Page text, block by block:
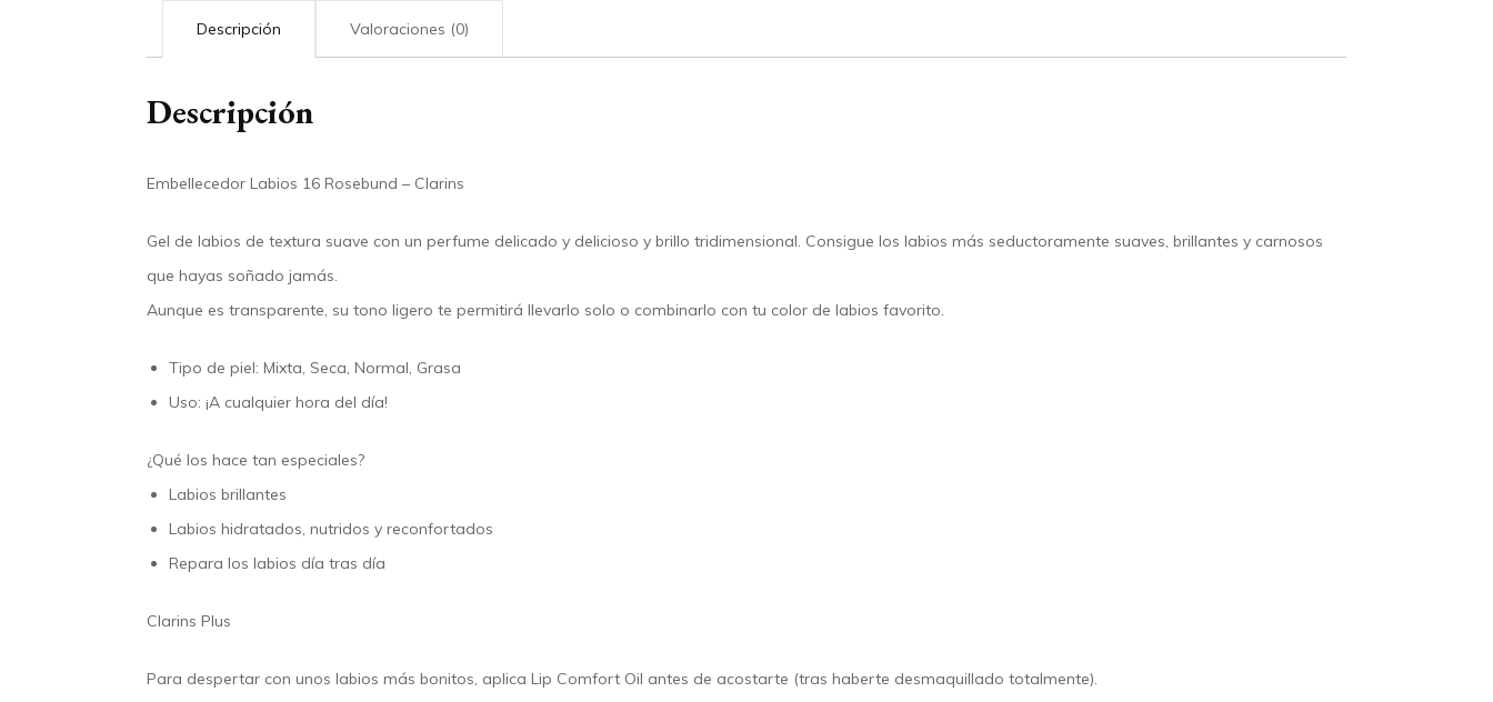
Descripción Valoraciones (0)
Descripción
Embellecedor Labios 16 Rosebund – Clarins
Gel de labios de textura suave con un perfume delicado y delicioso y brillo tridimensional. Consigue los labios más seductoramente suaves, brillantes y carnosos
que hayas soñado jamás.
Aunque es transparente, su tono ligero te permitirá llevarlo solo o combinarlo con tu color de labios favorito.
Tipo de piel: Mixta, Seca, Normal, Grasa
Uso: ¡A cualquier hora del día!
¿Qué los hace tan especiales?
Labios brillantes
Labios hidratados, nutridos y reconfortados
Repara los labios día tras día
Clarins Plus
Para despertar con unos labios más bonitos, aplica Lip Comfort Oil antes de acostarte (tras haberte desmaquillado totalmente).